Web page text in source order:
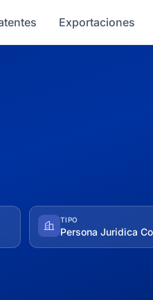
Exportaciones
TIPO
Persona Juridica